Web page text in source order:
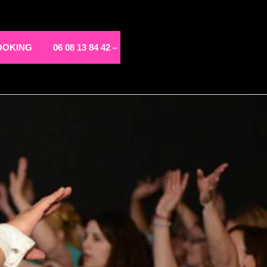
06 08 13 84 42 –